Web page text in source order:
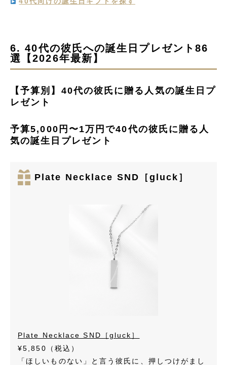
6. 40代の彼氏への誕生日プレゼント86
選【2026年最新】
【予算別】40代の彼氏に贈る人気の誕生日プ
レゼント
予算5,000円〜1万円で40代の彼氏に贈る人
気の誕生日プレゼント
Plate Necklace SND［gluck］
Plate Necklace SND［gluck］
¥5,850（税込）
「ほしいものない」と言う彼氏に、押しつけがまし